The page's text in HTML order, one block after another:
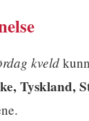
kveld
Tyskland,